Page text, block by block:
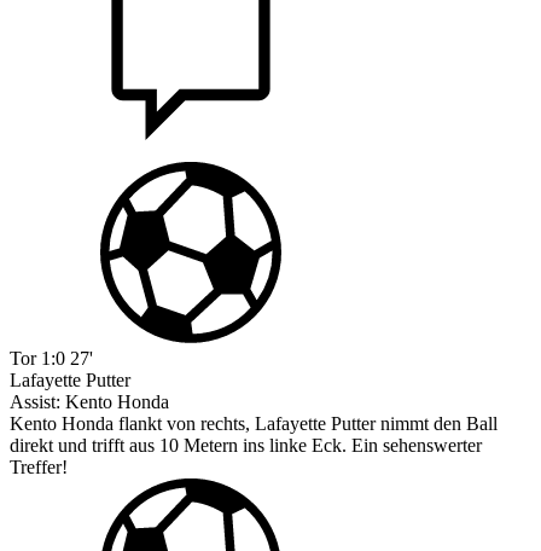
Tor 1:0 27'
Lafayette Putter
Assist: Kento Honda
Kento Honda flankt von rechts, Lafayette Putter nimmt den Ball
direkt und trifft aus 10 Metern ins linke Eck. Ein sehenswerter
Treffer!